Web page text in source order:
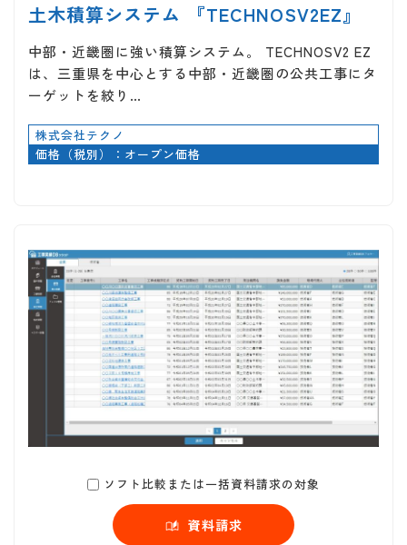
土木積算システム 『TECHNOSV2EZ』
中部・近畿圏に強い積算システム。 TECHNOSV2 EZ
は、三重県を中心とする中部・近畿圏の公共工事にタ
ーゲットを絞り…
株式会社テクノ
価格（税別）：オープン価格
ソフト比較または一括資料請求の対象
資料請求